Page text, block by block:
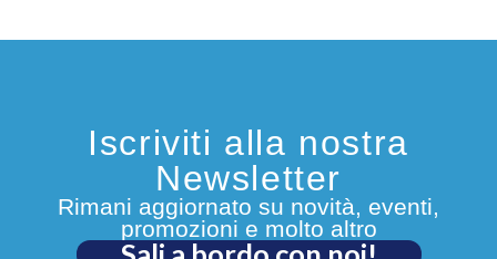
Iscriviti alla nostra
Newsletter
Rimani aggiornato su novità, eventi,
promozioni e molto altro